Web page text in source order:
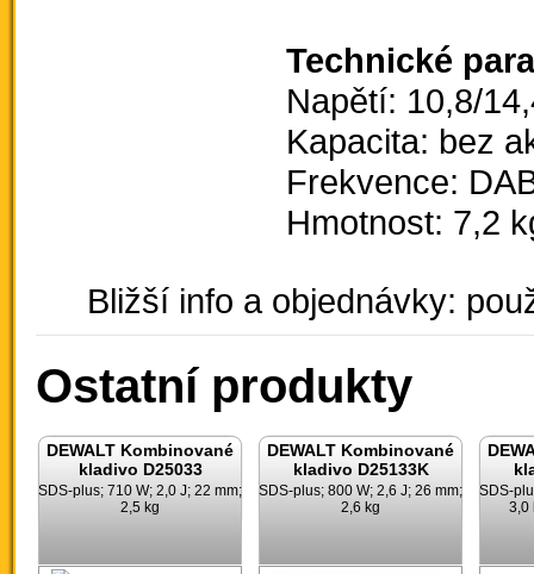
Technické
Napětí: 10,8/
Kapacita: bez
Frekvence:
Hmotnost: 7,2
Bližší info a objednávky:
Ostatní produkty
DEWALT Kombinované
kladivo D25033
SDS-plus; 710 W; 2,0 J; 22 mm;
2,5 kg
DEWALT Kombinované
kladivo D25133K
SDS-plus; 800 W; 2,6 J; 26 mm;
2,6 kg
SDS-
3,0